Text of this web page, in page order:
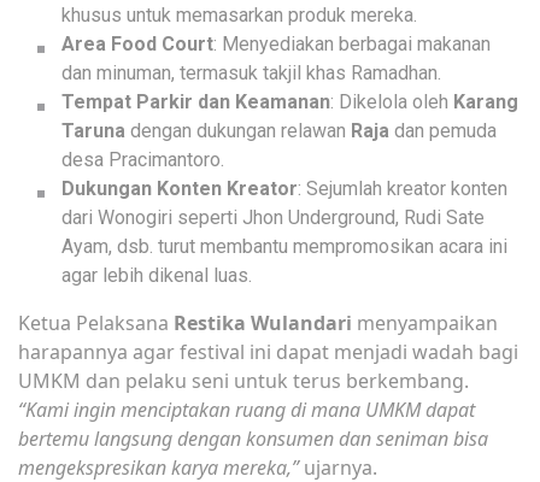
khusus untuk memasarkan produk mereka.
Area Food Court: Menyediakan berbagai makanan
dan minuman, termasuk takjil khas Ramadhan.
Tempat Parkir dan Keamanan: Dikelola oleh Karang
Taruna dengan dukungan relawan Raja dan pemuda
desa Pracimantoro.
Dukungan Konten Kreator: Sejumlah kreator konten
dari Wonogiri seperti Jhon Underground, Rudi Sate
Ayam, dsb. turut membantu mempromosikan acara ini
agar lebih dikenal luas.
Ketua Pelaksana Restika Wulandari menyampaikan
harapannya agar festival ini dapat menjadi wadah bagi
UMKM dan pelaku seni untuk terus berkembang.
“Kami ingin menciptakan ruang di mana UMKM dapat
bertemu langsung dengan konsumen dan seniman bisa
mengekspresikan karya mereka,”ujarnya.